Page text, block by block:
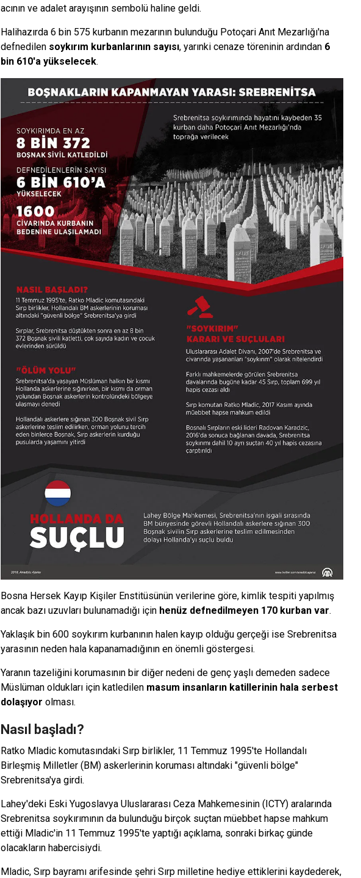
acının ve adalet arayışının sembolü haline geldi.
Halihazırda 6 bin 575 kurbanın mezarının bulunduğu Potoçari Anıt Mezarlığı'na
defnedilen soykırım kurbanlarının sayısı, yarınki cenaze töreninin ardından 6
bin 610'a yükselecek.
Bosna Hersek Kayıp Kişiler Enstitüsünün verilerine göre, kimlik tespiti yapılmış
ancak bazı uzuvları bulunamadığı için henüz defnedilmeyen 170 kurban var.
Yaklaşık bin 600 soykırım kurbanının halen kayıp olduğu gerçeği ise Srebrenitsa
yarasının neden hala kapanamadığının en önemli göstergesi.
Yaranın tazeliğini korumasının bir diğer nedeni de genç yaşlı demeden sadece
Müslüman oldukları için katledilen masum insanların katillerinin hala serbest
dolaşıyor olması.
Nasıl başladı?
Ratko Mladic komutasındaki Sırp birlikler, 11 Temmuz 1995'te Hollandalı
Birleşmiş Milletler (BM) askerlerinin koruması altındaki "güvenli bölge"
Srebrenitsa'ya girdi.
Lahey'deki Eski Yugoslavya Uluslararası Ceza Mahkemesinin (ICTY) aralarında
Srebrenitsa soykırımının da bulunduğu birçok suçtan müebbet hapse mahkum
ettiği Mladic'in 11 Temmuz 1995'te yaptığı açıklama, sonraki birkaç günde
olacakların habercisiydi.
Mladic, Sırp bayramı arifesinde şehri Sırp milletine hediye ettiklerini kaydederek,